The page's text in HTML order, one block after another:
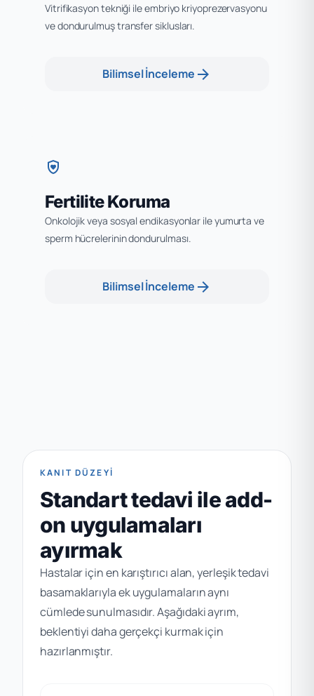
Vitrifikasyon tekniği ile embriyo kriyoprezervasyonu
ve dondurulmuş transfer siklusları.
Bilimsel İnceleme arrow_forward
shield_with_heart
Fertilite Koruma
Onkolojik veya sosyal endikasyonlar ile yumurta ve
sperm hücrelerinin dondurulması.
Bilimsel İnceleme arrow_forward
KANIT DÜZEYI
Standart tedavi ile add-
on uygulamaları
ayırmak
Hastalar için en karıştırıcı alan, yerleşik tedavi
basamaklarıyla ek uygulamaların aynı
cümlede sunulmasıdır. Aşağıdaki ayrım,
beklentiyi daha gerçekçi kurmak için
hazırlanmıştır.